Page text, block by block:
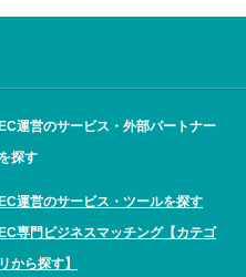
EC運営のサービス・外部パートナー
を探す
EC運営のサービス・ツールを探す
EC専門ビジネスマッチング【カテゴ
リから探す】